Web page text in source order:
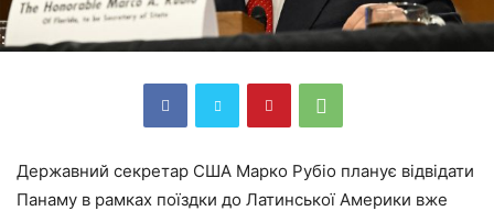
Державний секретар США Марко Рубіо планує відвідати
Панаму в рамках поїздки до Латинської Америки вже